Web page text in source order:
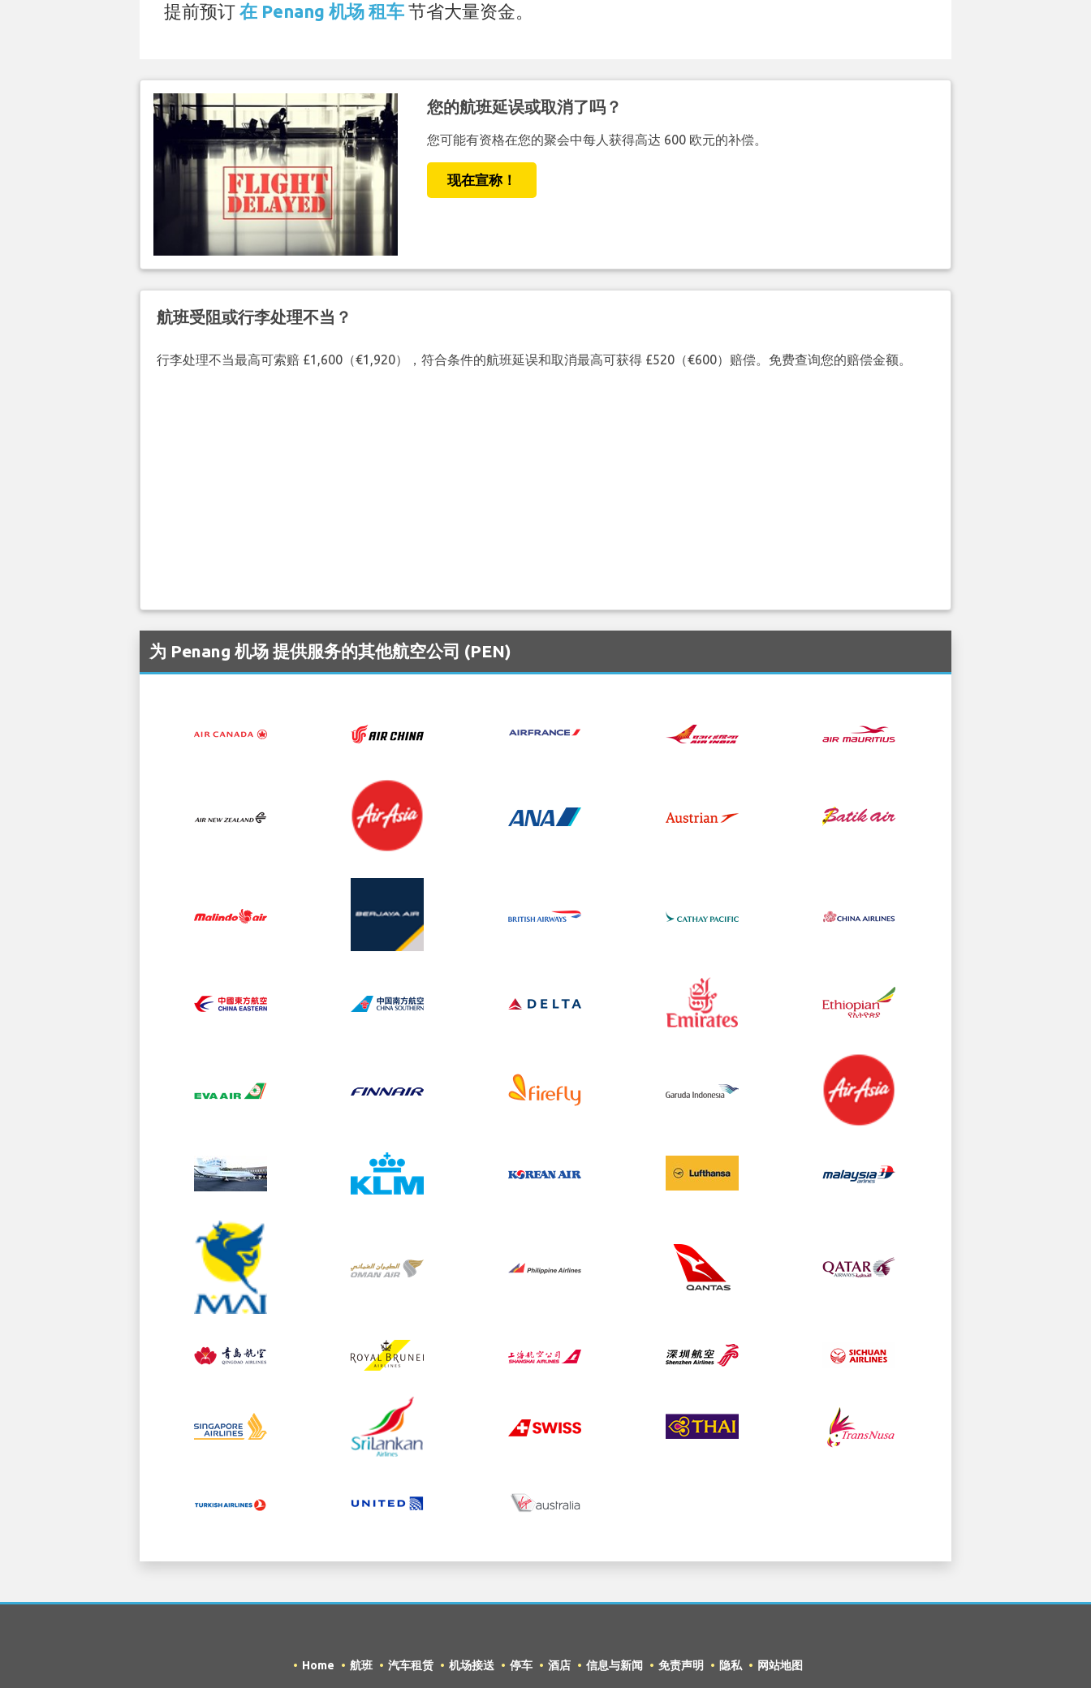
提前预订 在 Penang 机场 租车 节省大量资金。
您的航班延误或取消了吗？
您可能有资格在您的聚会中每人获得高达 600 欧元的补偿。
现在宣称！
航班受阻或行李处理不当？
行李处理不当最高可索赔 £1,600（€1,920），符合条件的航班延误和取消最高可获得 £520（€600）赔偿。免费查询您的赔偿金额。
为 Penang 机场 提供服务的其他航空公司 (PEN)
Home 航班 汽车租赁 机场接送 停车 酒店 信息与新闻 免责声明 隐私 网站地图